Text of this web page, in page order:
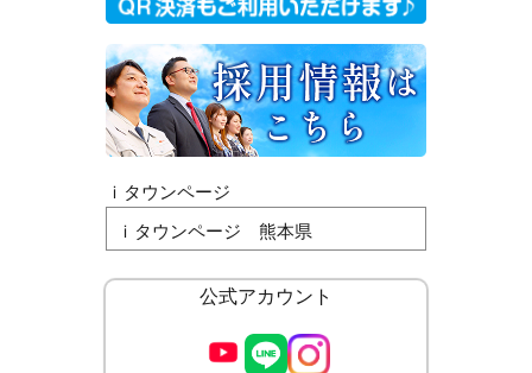
ｉタウンページ
ｉタウンページ 熊本県
公式アカウント